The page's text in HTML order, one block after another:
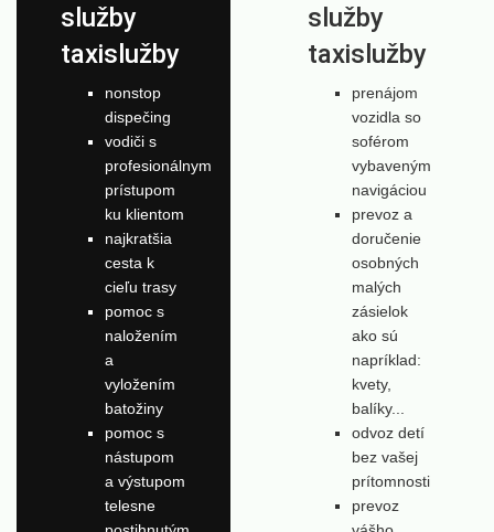
služby
taxislužby
nonstop
dispečing
vodiči s
profesionálnym
prístupom
ku klientom
najkratšia
cesta k
cieľu trasy
pomoc s
naložením
a
vyložením
batožiny
pomoc s
nástupom
a výstupom
telesne
služby
taxislužby
prenájom
vozidla so
soférom
vybaveným
navigáciou
prevoz a
doručenie
osobných
malých
zásielok
ako sú
napríklad:
kvety,
balíky...
odvoz detí
bez vašej
prítomnosti
prevoz